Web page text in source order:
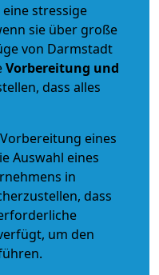
stressige
sie über große
von Darmstadt
Vorbereitung und
dass alles
eines
Auswahl eines
in
dass
um den